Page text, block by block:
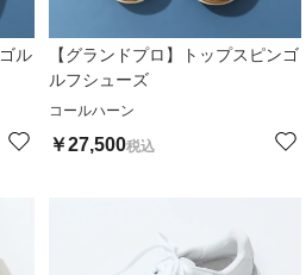
ル
【グランドプロ】トップスピンゴ
ルフシューズ
コールハーン
￥27,500税込